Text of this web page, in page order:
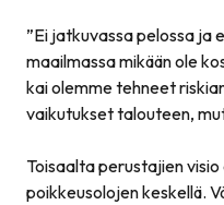
”Ei jatkuvassa pelossa ja
maailmassa mikään ole
kai olemme tehneet
vaikutukset talouteen,
Toisaalta perustajien
poikkeusolojen keskellä.